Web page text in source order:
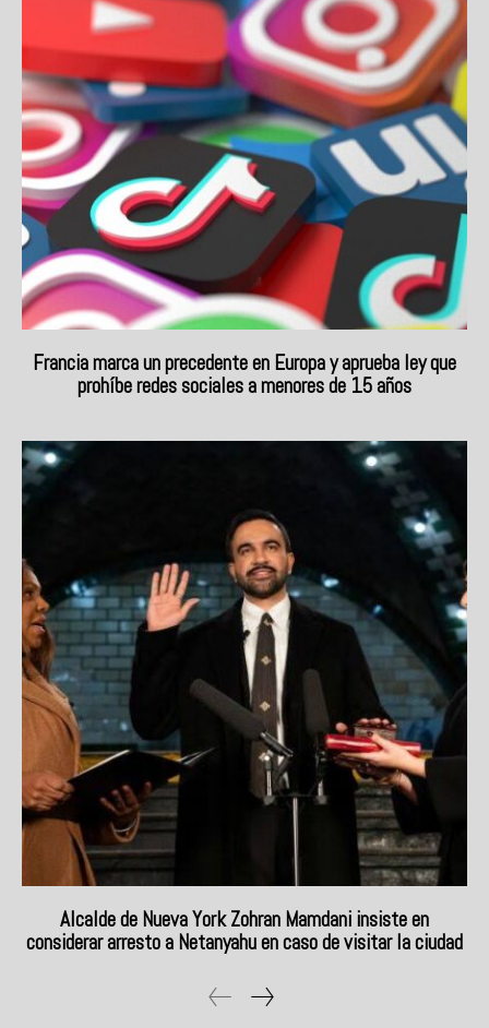
Francia marca un precedente en Europa y aprueba ley que
prohíbe redes sociales a menores de 15 años
Alcalde de Nueva York Zohran Mamdani insiste en
considerar arresto a Netanyahu en caso de visitar la ciudad